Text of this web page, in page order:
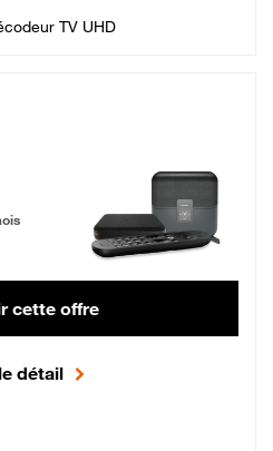
TV UHD
puis 42,99 € par mois, Engagement 12 mois
cette offre
détail